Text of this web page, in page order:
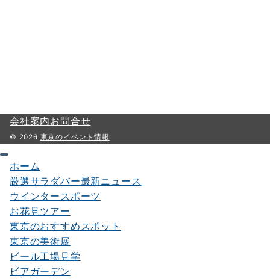
会社案内お問合せ
© 2026 東京のイベント情報
ホーム
厳選サラダバー最新ニュース
ウインタースポーツ
お花見ツアー
東京のおすすめスポット
東京の美術展
ビール工場見学
ビアガーデン